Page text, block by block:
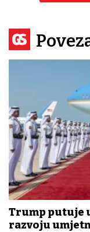
Trump putuje
razvoju